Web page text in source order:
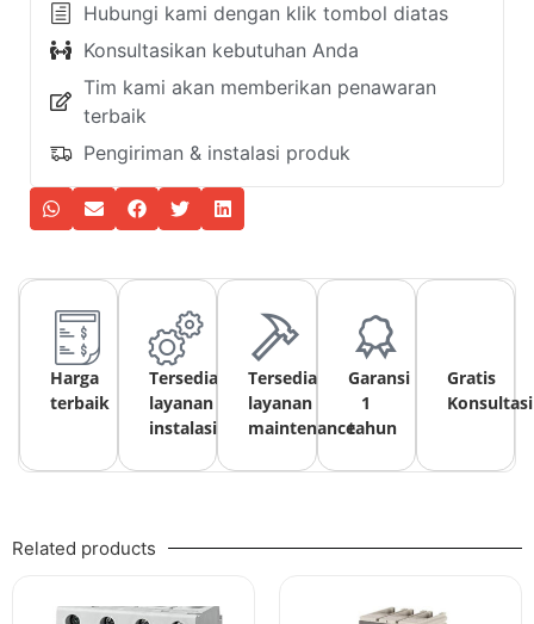
Hubungi kami dengan klik tombol diatas
Konsultasikan kebutuhan Anda
Tim kami akan memberikan penawaran
terbaik
Pengiriman & instalasi produk
Harga
terbaik
Tersedia
layanan
instalasi
Tersedia
layanan
maintenance
Garansi
1
tahun
Gratis
Konsultasi
Related products